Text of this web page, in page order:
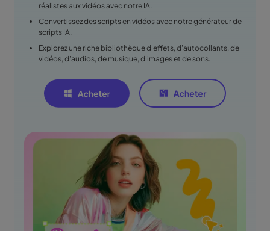
réalistes aux vidéos avec notre IA.
Convertissez des scripts en vidéos avec notre générateur de
scripts IA.
Explorez une riche bibliothèque d'effets, d'autocollants, de
vidéos, d'audios, de musique, d'images et de sons.